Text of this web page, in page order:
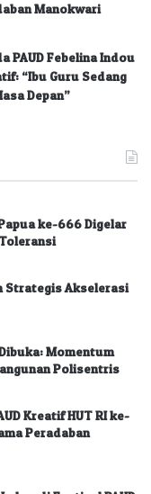
Manokwari
PAUD Febelina Indou
“Ibu Guru Sedang
Depan”
ke-666 Digelar
Strategis Akselerasi
Momentum
Polisentris
Kreatif HUT RI ke-
Peradaban